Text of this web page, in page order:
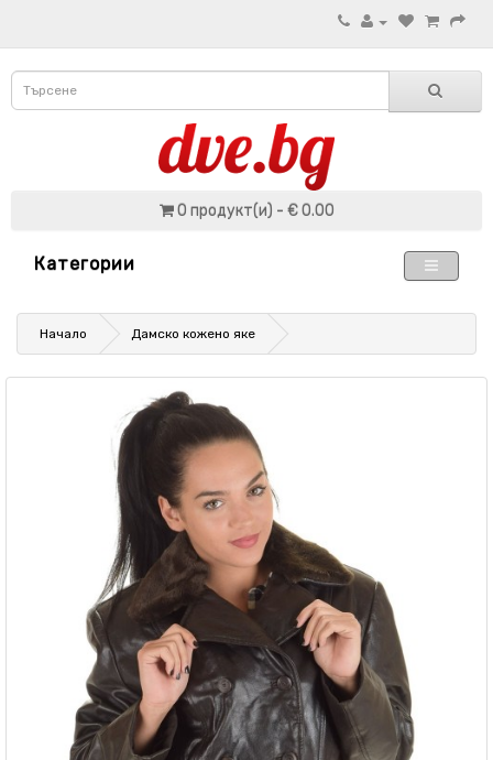
0 продукт(и) - € 0.00
Категории
Начало Дамско кожено яке